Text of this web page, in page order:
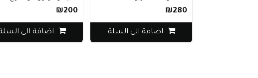
₪280
اضافة الي السلة
₪200
اضافة الي السلة